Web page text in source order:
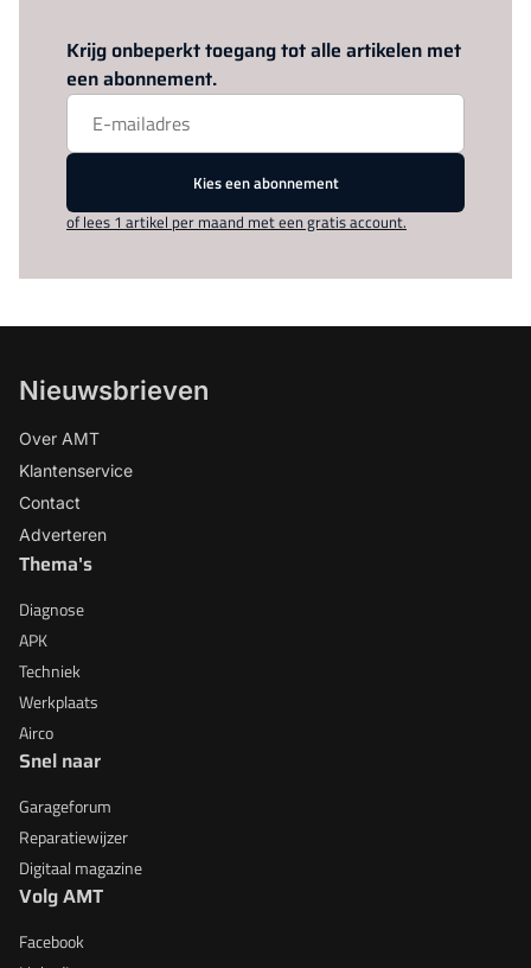
Krijg onbeperkt toegang tot alle artikelen met
een abonnement.
Kies een abonnement
of lees 1 artikel per maand met een gratis account.
Nieuwsbrieven
Over AMT
Klantenservice
Contact
Adverteren
Thema's
Diagnose
APK
Techniek
Werkplaats
Airco
Snel naar
Garageforum
Reparatiewijzer
Digitaal magazine
Volg AMT
Facebook